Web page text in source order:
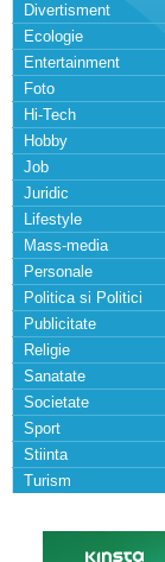
Divertisment
Ecologie
Entertainment
Foto
Hi-Tech
Hobby
Job
Juridic
Lifestyle
Mass-media
Personale
Politica si Politici
Publicitate
Religie
Sanatate
Societate
Sport
Stiinta
Turism